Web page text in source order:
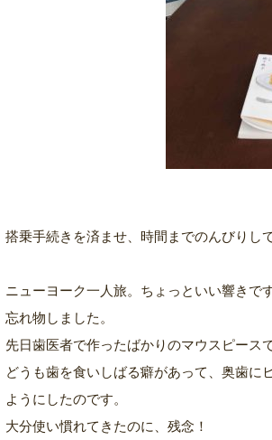
搭乗手続きを済ませ、時間までのんびりし
ニューヨーク一人旅。ちょっといい響きです
忘れ物しました。
先日歯医者で作ったばかりのマウスピースで
どうも歯を食いしばる癖があって、奥歯に
ようにしたのです。
大分使い慣れてきたのに、残念！